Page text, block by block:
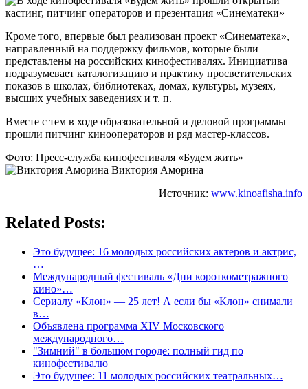
Кроме того, впервые был реализован проект «Синематека»,
направленный на поддержку фильмов, которые были
представлены на российских кинофестивалях. Инициатива
подразумевает каталогизацию и практику просветительских
показов в школах, библиотеках, домах, культуры, музеях,
высших учебных заведениях и т. п.
Вместе с тем в ходе образовательной и деловой программы
прошли питчинг кинооператоров и ряд мастер-классов.
Фото: Пресс-служба кинофестиваля «Будем жить»
Виктория Аморина
Источник: www.kinoafisha.info
Related Posts:
Это будущее: 16 молодых российских актеров и актрис,
…
Международный фестиваль «Дни короткометражного
кино»…
Сериалу «Клон» — 25 лет! А если бы «Клон» снимали
в…
Объявлена программа XIV Московского
международного…
"Зимний" в большом городе: полный гид по
кинофестивалю
Это будущее: 11 молодых российских театральных…